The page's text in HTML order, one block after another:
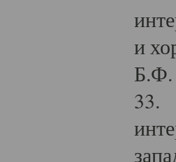
и
Б.Ф.
33.